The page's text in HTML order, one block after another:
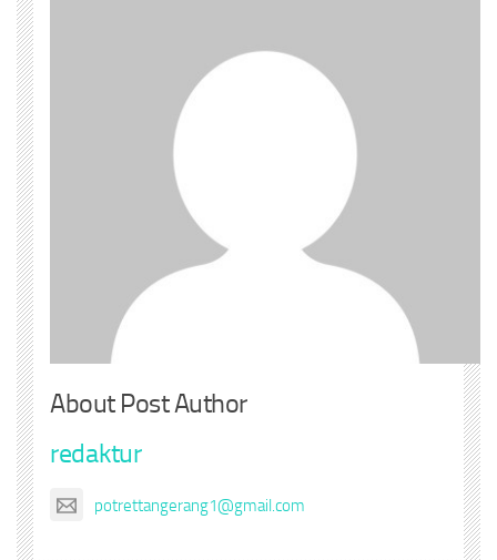
About Post Author
redaktur
potrettangerang1@gmail.com